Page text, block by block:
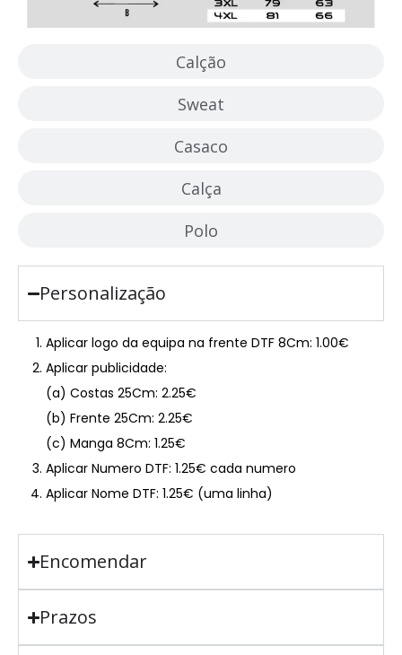
Calção
Sweat
Casaco
Calça
Polo
Personalização
Aplicar logo da equipa na frente DTF 8Cm: 1.00€
Aplicar publicidade:
(a) Costas 25Cm: 2.25€
(b) Frente 25Cm: 2.25€
(c) Manga 8Cm: 1.25€
Aplicar Numero DTF: 1.25€ cada numero
Aplicar Nome DTF: 1.25€ (uma linha)
Encomendar
Prazos